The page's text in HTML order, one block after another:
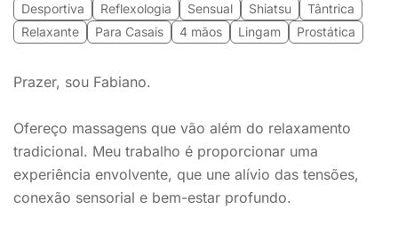
Desportiva Reflexologia Sensual Shiatsu
Tântrica
Relaxante
Para Casais 4 mãos Lingam Prostática
Prazer, sou Fabiano.
Ofereço massagens que vão além do relaxamento
tradicional. Meu trabalho é proporcionar uma
experiência envolvente, que une alívio das tensões,
conexão sensorial e bem-estar profundo.